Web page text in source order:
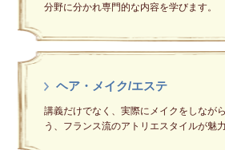
分野に分かれ専門的な内容を学びます。
ヘア・メイク/エステ
講義だけでなく、実際にメイクをしなが
う、フランス流のアトリエスタイルが魅力